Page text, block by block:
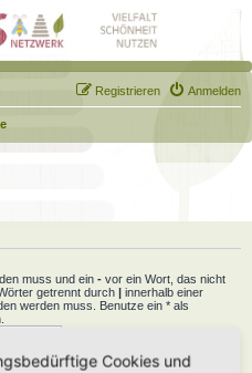
Anmelden
Registrieren
muss und ein - vor ein Wort, das nicht
getrennt durch
innerhalb einer
werden muss. Benutze ein * als
wie angegeben verwenden
Cookies und